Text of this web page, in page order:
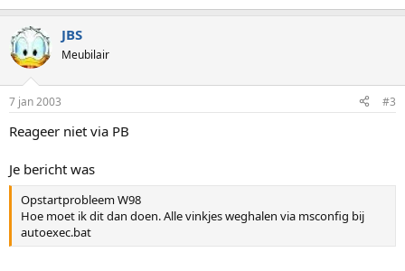
JBS
Meubilair
7 jan 2003 #3
Reageer niet via PB
Je bericht was
Opstartprobleem W98
Hoe moet ik dit dan doen. Alle vinkjes weghalen via msconfig bij
autoexec.bat